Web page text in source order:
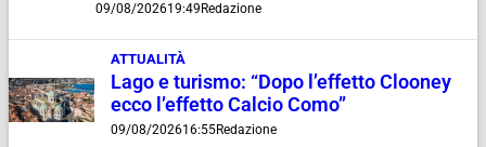
09/08/202619:49 Redazione
ATTUALITÀ
Lago e turismo: “Dopo l’effetto Clooney
ecco l’effetto Calcio Como”
09/08/202616:55Redazione